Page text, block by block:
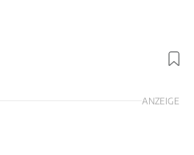
Foto: Holger Wittich
ANZEIGE